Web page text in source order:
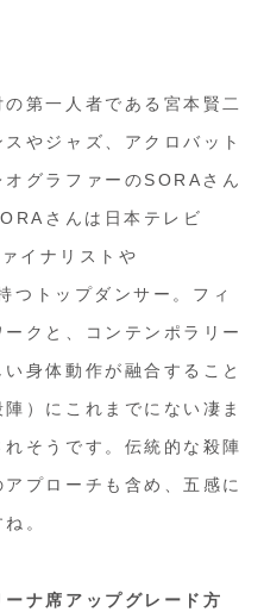
第一人者である宮本賢二
やジャズ、アクロバット
グラファーのSORAさん
さんは日本テレビ
イナリストや
つトップダンサー。フィ
クと、コンテンポラリー
身体動作が融合すること
）にこれまでにない凄ま
そうです。伝統的な殺陣
プローチも含め、五感に
。
ーナ席アップグレード方